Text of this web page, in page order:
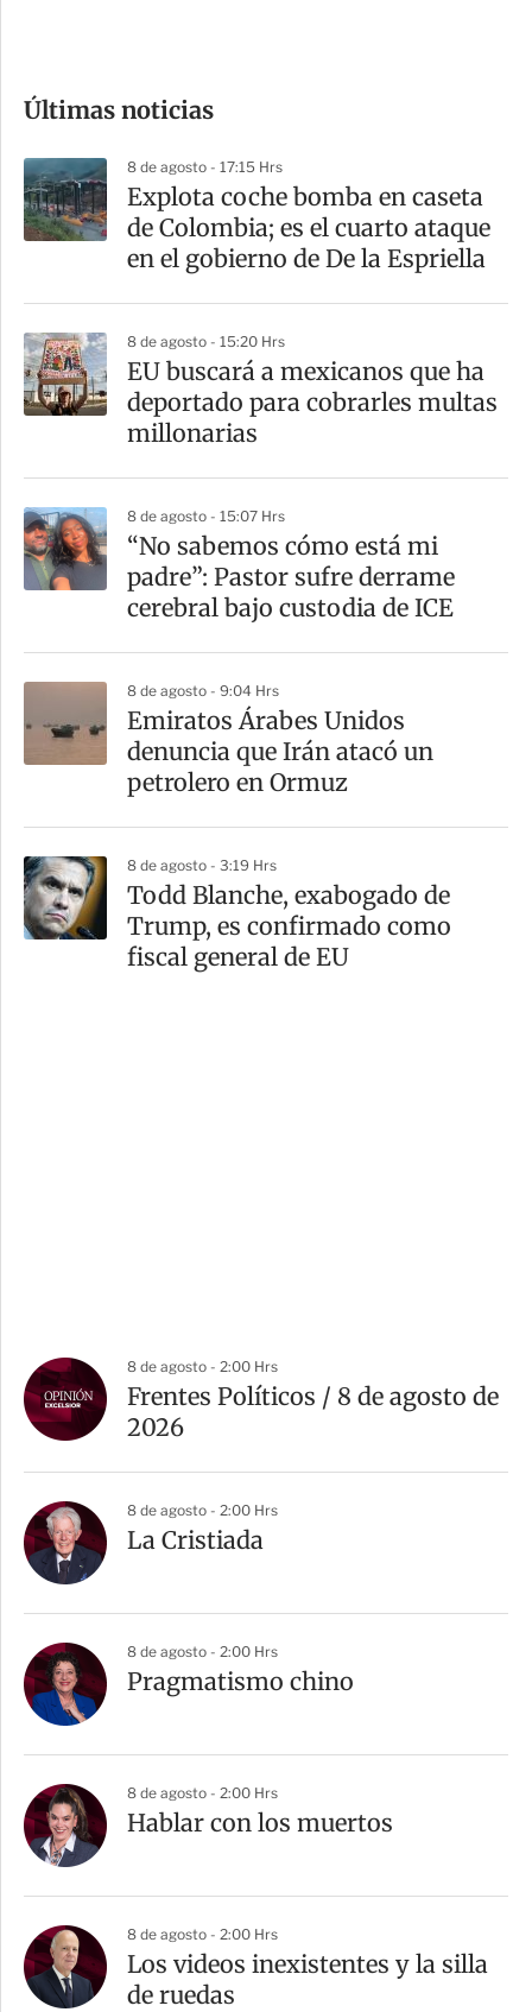
m
a
r
t
Últimas noticias
8 de agosto - 17:15 Hrs
Explota coche bomba en caseta
de Colombia; es el cuarto ataque
en el gobierno de De la Espriella
8 de agosto - 15:20 Hrs
EU buscará a mexicanos que ha
deportado para cobrarles multas
millonarias
8 de agosto - 15:07 Hrs
“No sabemos cómo está mi
padre”: Pastor sufre derrame
cerebral bajo custodia de ICE
8 de agosto - 9:04 Hrs
Emiratos Árabes Unidos
denuncia que Irán atacó un
petrolero en Ormuz
8 de agosto - 3:19 Hrs
Todd Blanche, exabogado de
Trump, es confirmado como
fiscal general de EU
8 de agosto - 2:00 Hrs
Frentes Políticos / 8 de agosto de
2026
8 de agosto - 2:00 Hrs
La Cristiada
8 de agosto - 2:00 Hrs
Pragmatismo chino
8 de agosto - 2:00 Hrs
Hablar con los muertos
8 de agosto - 2:00 Hrs
Los videos inexistentes y la silla
de ruedas